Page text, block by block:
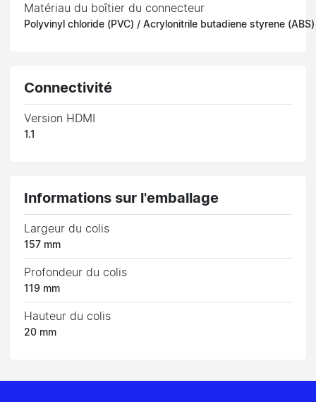
Matériau du boîtier du connecteur
Polyvinyl chloride (PVC) / Acrylonitrile butadiene styrene (ABS)
Connectivité
Version HDMI
1.1
Informations sur l'emballage
Largeur du colis
157 mm
Profondeur du colis
119 mm
Hauteur du colis
20 mm